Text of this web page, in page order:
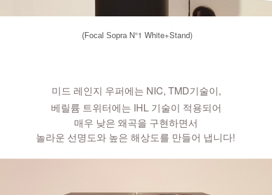
(Focal Sopra N°1 White+Stand)
미드 레인지 우퍼에는 NIC, TMD기술이,
베릴륨 트위터에는 IHL 기술이 적용되어
매우 낮은 왜곡을 구현하면서
놀라운 선명도와 높은 해상도를 만들어 냅니다!